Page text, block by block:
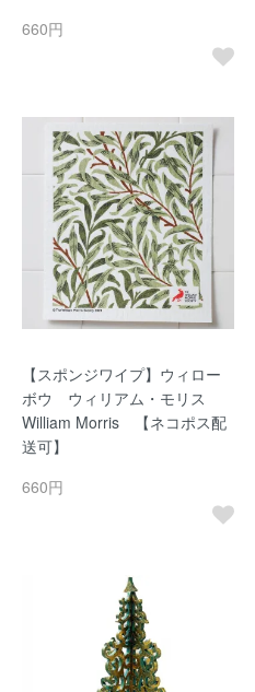
660円
【スポンジワイプ】ウィロー
ボウ ウィリアム・モリス
William Morris 【ネコポス配
送可】
660円